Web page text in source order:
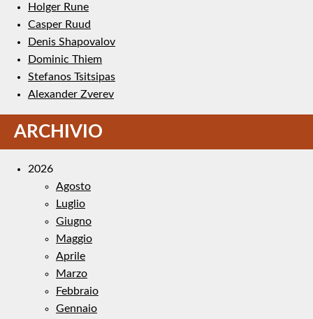
Holger Rune
Casper Ruud
Denis Shapovalov
Dominic Thiem
Stefanos Tsitsipas
Alexander Zverev
ARCHIVIO
2026
Agosto
Luglio
Giugno
Maggio
Aprile
Marzo
Febbraio
Gennaio